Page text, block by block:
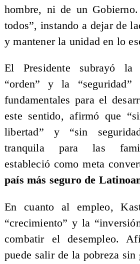
hombre, ni de un
todos”, instando a dejar de
y mantener la unidad en lo
El Presidente subrayó la
“orden” y la “seguridad”
fundamentales para el
este sentido, afirmó que
libertad” y “sin
tranquila para las
estableció como meta
país más seguro de
En cuanto al empleo,
“crecimiento” y la
combatir el desempleo.
puede salir de la pobreza sin